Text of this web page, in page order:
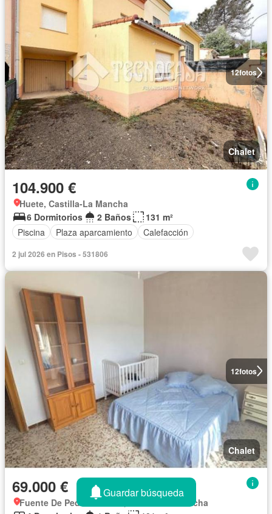
12fotos
Chalet
104.900 €
Huete, Castilla-La Mancha
6 Dormitorios
2 Baños
131 m²
Piscina
Plaza aparcamiento Calefacción
2 jul 2026 en Pisos - 531806
12fotos
Chalet
69.000 €
Fuente De Pedro Naharro, Castilla-La Mancha
Guardar búsqueda